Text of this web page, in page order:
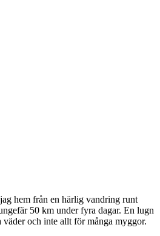
hem från en härlig vandring runt
50 km under fyra dagar. En lugn
och inte allt för många myggor.